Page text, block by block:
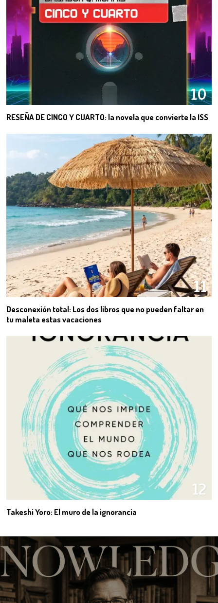
10
RESEÑA DE CINCO Y CUARTO: la novela que convierte la ISS
11
Desconexión total: Los dos libros que no pueden faltar en
tu maleta estas vacaciones
12
Takeshi Yoro: El muro de la ignorancia